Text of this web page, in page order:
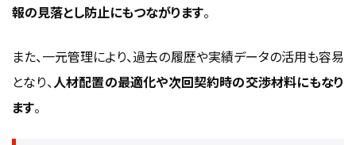
報の見落とし防止にもつながります。
また、一元管理により、過去の履歴や実績データの活用も容易
となり、人材配置の最適化や次回契約時の交渉材料にもなり
ます。